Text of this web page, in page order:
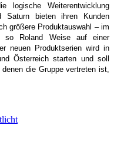
logische Weiterentwicklung
Saturn bieten ihren Kunden
größere Produktauswahl – im
so Roland Weise auf einer
neuen Produktserien wird in
Österreich starten und soll
die Gruppe vertreten ist,